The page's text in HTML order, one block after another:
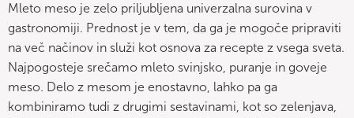
Mleto meso je zelo priljubljena univerzalna surovina v
gastronomiji. Prednost je v tem, da ga je mogoče pripraviti
na več načinov in služi kot osnova za recepte z vsega sveta.
Najpogosteje srečamo mleto svinjsko, puranje in goveje
meso. Delo z mesom je enostavno, lahko pa ga
kombiniramo tudi z drugimi sestavinami, kot so zelenjava,